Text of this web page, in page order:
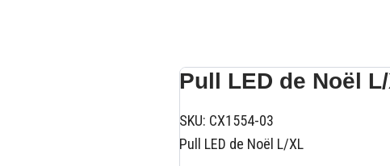
Pull LED de Noël
SKU: CX1554-03
Pull LED de Noël L/XL